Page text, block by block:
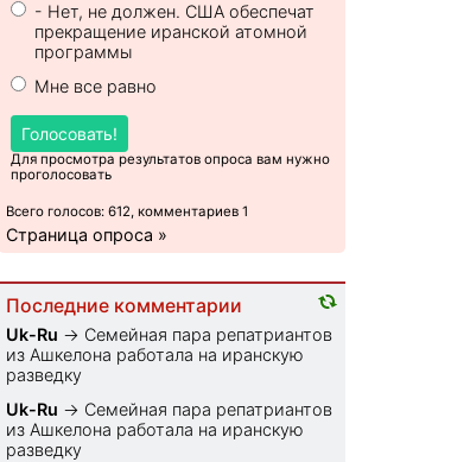
- Нет, не должен. США обеспечат
прекращение иранской атомной
программы
Мне все равно
Голосовать!
Для просмотра результатов опроса вам нужно
проголосовать
Всего голосов: 612, комментариев 1
Страница опроса »
Последние комментарии
Uk-Ru → Семейная пара репатриантов
из Ашкелона работала на иранскую
разведку
Uk-Ru → Семейная пара репатриантов
из Ашкелона работала на иранскую
разведку